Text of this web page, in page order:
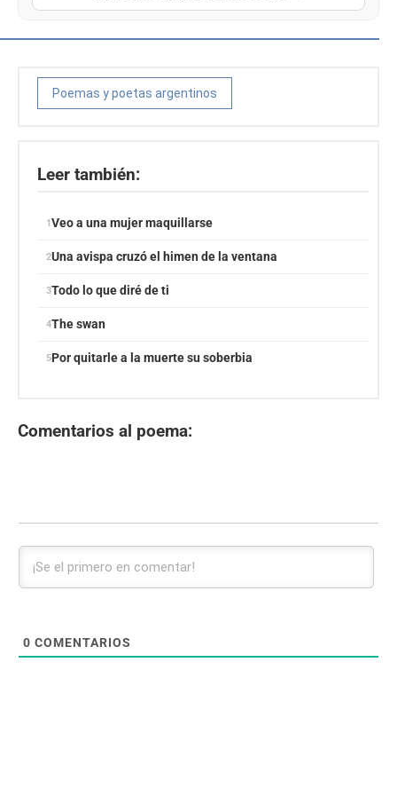
Poemas y poetas argentinos
Leer también:
Veo a una mujer maquillarse
Una avispa cruzó el himen de la ventana
Todo lo que diré de ti
The swan
Por quitarle a la muerte su soberbia
Comentarios al poema:
0 COMENTARIOS